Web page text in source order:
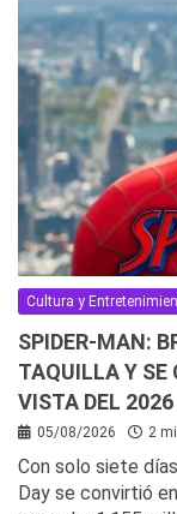
Cultura y
SPIDER-MAN:
TAQUILLA Y SE
VISTA DEL 2026
05/08/2026 2
Con solo siete
Day se convirtió